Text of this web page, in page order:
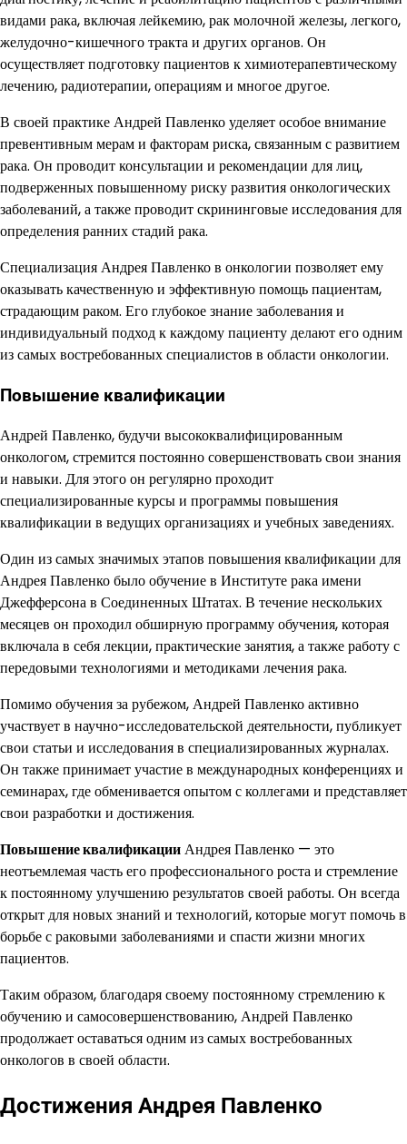
видами рака, включая лейкемию, рак молочной железы, легкого,
желудочно-кишечного тракта и других органов. Он
осуществляет подготовку пациентов к химиотерапевтическому
лечению, радиотерапии, операциям и многое другое.
В своей практике Андрей Павленко уделяет особое внимание
превентивным мерам и факторам риска, связанным с развитием
рака. Он проводит консультации и рекомендации для лиц,
подверженных повышенному риску развития онкологических
заболеваний, а также проводит скрининговые исследования для
определения ранних стадий рака.
Специализация Андрея Павленко в онкологии позволяет ему
оказывать качественную и эффективную помощь пациентам,
страдающим раком. Его глубокое знание заболевания и
индивидуальный подход к каждому пациенту делают его одним
из самых востребованных специалистов в области онкологии.
Повышение квалификации
Андрей Павленко, будучи высококвалифицированным
онкологом, стремится постоянно совершенствовать свои знания
и навыки. Для этого он регулярно проходит
специализированные курсы и программы повышения
квалификации в ведущих организациях и учебных заведениях.
Один из самых значимых этапов повышения квалификации для
Андрея Павленко было обучение в Институте рака имени
Джефферсона в Соединенных Штатах. В течение нескольких
месяцев он проходил обширную программу обучения, которая
включала в себя лекции, практические занятия, а также работу с
передовыми технологиями и методиками лечения рака.
Помимо обучения за рубежом, Андрей Павленко активно
участвует в научно-исследовательской деятельности, публикует
свои статьи и исследования в специализированных журналах.
Он также принимает участие в международных конференциях и
семинарах, где обменивается опытом с коллегами и представляет
свои разработки и достижения.
Повышение квалификацииАндрея Павленко — это
неотъемлемая часть его профессионального роста и стремление
к постоянному улучшению результатов своей работы. Он всегда
открыт для новых знаний и технологий, которые могут помочь в
борьбе с раковыми заболеваниями и спасти жизни многих
пациентов.
Таким образом, благодаря своему постоянному стремлению к
обучению и самосовершенствованию, Андрей Павленко
продолжает оставаться одним из самых востребованных
онкологов в своей области.
Достижения Андрея Павленко